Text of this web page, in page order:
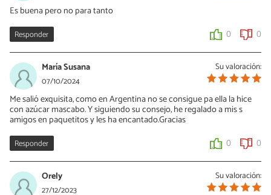
Es buena pero no para tanto
Responder 0 0
Su valoración:
María Susana
07/10/2024
Me salió exquisita, como en Argentina no se consigue pa ella la hice
con azúcar mascabo. Y siguiendo su consejo, he regalado a mis s
amigos en paquetitos y les ha encantado.Gracias
Responder 0 0
Su valoración:
Orely
27/12/2023